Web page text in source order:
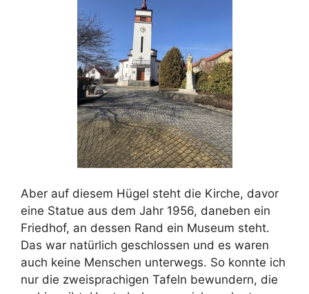
Aber auf diesem Hügel steht die Kirche, davor
eine Statue aus dem Jahr 1956, daneben ein
Friedhof, an dessen Rand ein Museum steht.
Das war natürlich geschlossen und es waren
auch keine Menschen unterwegs. So konnte ich
nur die zweisprachigen Tafeln bewundern, die